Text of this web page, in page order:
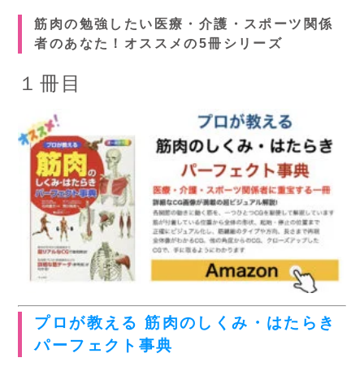
筋肉の勉強したい医療・介護・スポーツ関係
者のあなた！オススメの5冊シリーズ
１冊目
プロが教える 筋肉のしくみ・はたらき
パーフェクト事典